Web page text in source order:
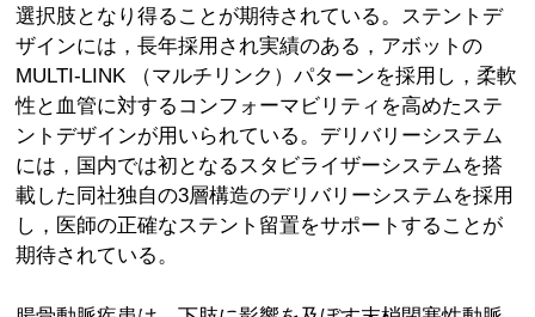
選択肢となり得ることが期待されている。ステントデ
ザインには，長年採用され実績のある，アボットの
MULTI-LINK （マルチリンク）パターンを採用し，柔軟
性と血管に対するコンフォーマビリティを高めたステ
ントデザインが用いられている。デリバリーシステム
には，国内では初となるスタビライザーシステムを搭
載した同社独自の3層構造のデリバリーシステムを採用
し，医師の正確なステント留置をサポートすることが
期待されている。